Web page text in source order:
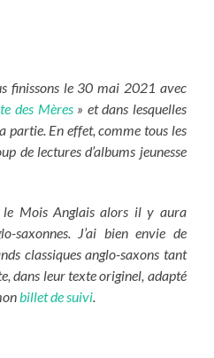
finissons le 30 mai 2021 avec
des Mères» et dans lesquelles
partie. En effet, comme tous les
de lectures d’albums jeunesse
le Mois Anglais alors il y aura
saxonnes. J’ai bien envie de
classiques anglo-saxons tant
dans leur texte originel, adapté
billet de suivi